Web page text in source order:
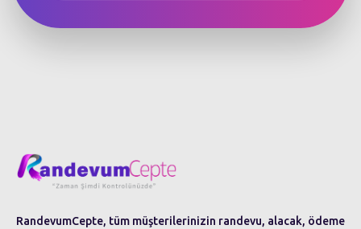
RandevumCepte, tüm müşterilerinizin randevu, alacak, ödeme